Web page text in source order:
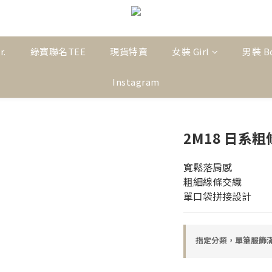
綠寶聯名TEE 現貨特賣 女裝 Girl 男裝
Instagram
2M18 日系粗
寬鬆落肩感
粗細線條交織
單口袋拼接設計
指定分類，單筆服飾